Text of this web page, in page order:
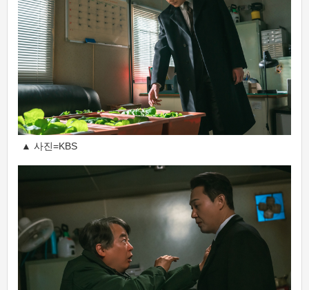
▲ 사진=KBS